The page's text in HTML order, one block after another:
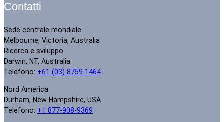
Contatti
Sede centrale mondiale
Melbourne, Victoria, Australia
Ricerca e sviluppo
Darwin, NT, Australia
Telefono: +61 (03) 8759 1464
Nord America
Durham, New Hampshire, USA
Telefono: +1 877-908-9369